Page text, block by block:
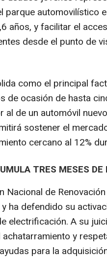
parque automovilístico
años, y facilitar el
desde el punto de
como el principal
de ocasión de hasta
de un automóvil
sostener el
cercano al 12%
TRES MESES DE
Nacional de
ha defendido su
electrificación. A su
y
para la